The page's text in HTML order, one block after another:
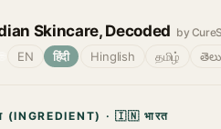
Skincare, Decoded by
EN हिंदी Hinglish தமிழ்
(INGREDIENT) · 🇮🇳 भारत